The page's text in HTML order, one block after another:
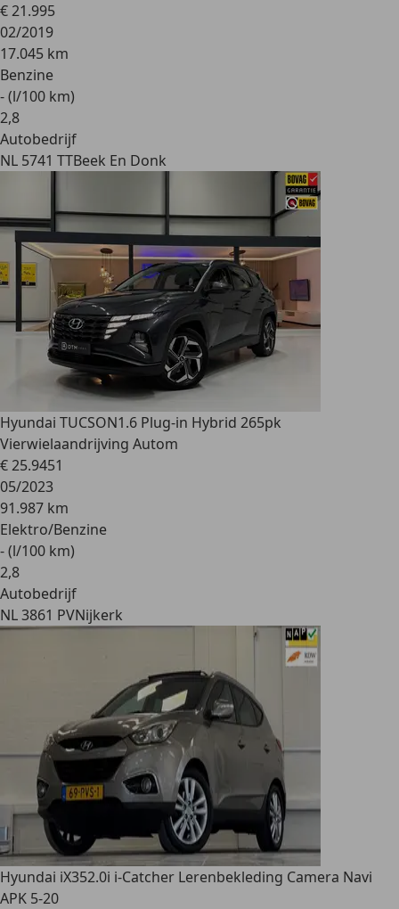
€ 21.995
02/2019
17.045 km
Benzine
- (l/100 km)
2,8
Autobedrijf
NL 5741 TTBeek En Donk
Hyundai TUCSON1.6 Plug-in Hybrid 265pk
Vierwielaandrijving Autom
€ 25.9451
05/2023
91.987 km
Elektro/Benzine
- (l/100 km)
2,8
Autobedrijf
NL 3861 PVNijkerk
Hyundai iX352.0i i-Catcher Lerenbekleding Camera Navi
APK 5-20